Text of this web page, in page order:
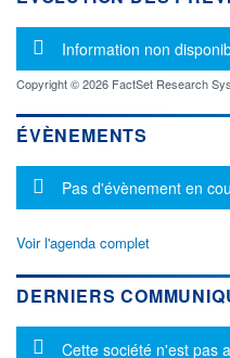
Message
Information non
Copyright © 2026 FactSet Research
ÉVÈNEMENTS
Message
Pas d'évènement en
Voir l'agenda complet
DERNIERS
Message
Cette société n'est pas